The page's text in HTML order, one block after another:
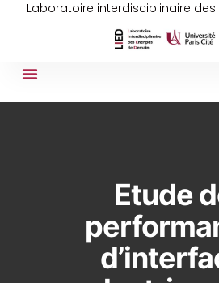
Laboratoire interdisciplinaire
Etude